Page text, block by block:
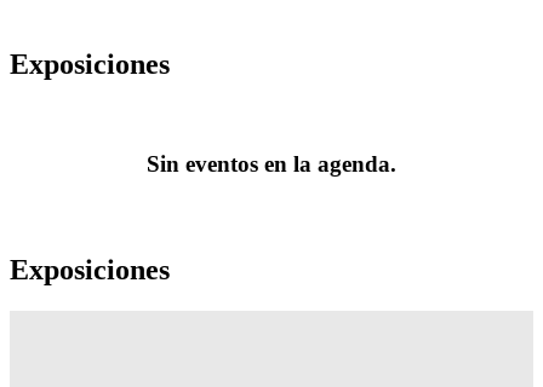
Exposiciones
Sin eventos en la agenda.
Exposiciones